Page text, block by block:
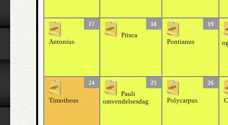
17
Antonius
18
Prisca
19
Pontianus
24
Timotheus
25
Pauli
omvendelsesdag
26
Polycarpus